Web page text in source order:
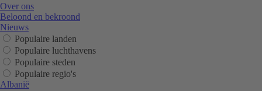
Over ons
Beloond en bekroond
Nieuws
Populaire landen
Populaire luchthavens
Populaire steden
Populaire regio's
Albanië